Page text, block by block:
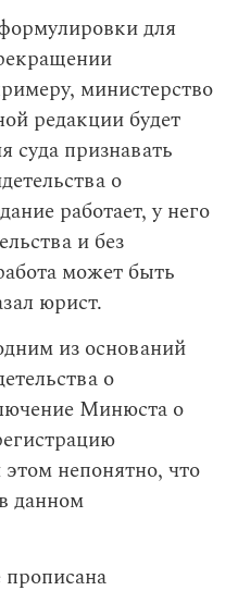
для
министерство
редакции будет
суда признавать
о
работает, у него
и без
может быть
юрист.
из оснований
о
Минюста о
непонятно, что
данном